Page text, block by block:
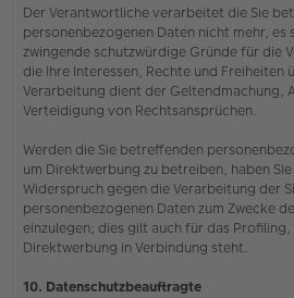
Der Verantwortliche verarbeitet die Sie
personenbezogenen Daten nicht mehr, es
zwingende schutzwürdige Gründe für die
die Ihre Interessen, Rechte und Freiheiten
Verarbeitung dient der Geltendmachung,
Verteidigung von Rechtsansprüchen.
Werden die Sie betreffenden
um Direktwerbung zu betreiben, haben
Widerspruch gegen die Verarbeitung der
personenbezogenen Daten zum Zwecke
einzulegen; dies gilt auch für das
Direktwerbung in Verbindung steht.
10. Datenschutzbeauftragte